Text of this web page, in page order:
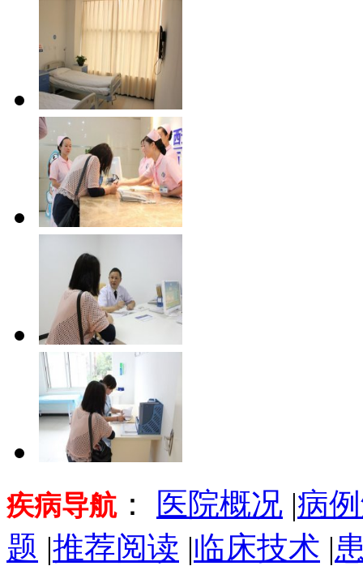
疾病导航： 医院概况 |病
题 |推荐阅读 |临床技术 |